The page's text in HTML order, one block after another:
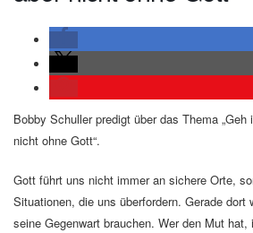
Bobby Schuller predigt über das Thema
nicht ohne Gott“.
Gott führt uns nicht immer an sichere Orte,
Situationen, die uns überfordern. Gerade dort
seine Gegenwart brauchen. Wer den Mut